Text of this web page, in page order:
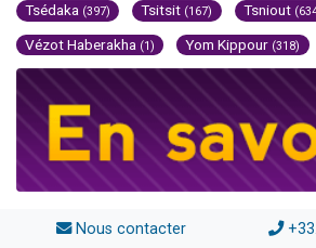
Tsédaka (397) Tsitsit (167) Tsniout
Vézot Haberakha (1) Yom Kippour (318)
Nous contacter